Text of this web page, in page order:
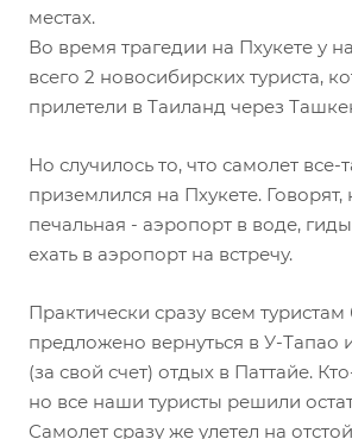
местах.
Во время трагедии на Пхукете у
всего 2 новосибирских туриста,
прилетели в Таиланд через
Но случилось то, что самолет все-
приземлился на Пхукете.
печальная - аэропорт в воде,
ехать в аэропорт на встречу.
Практически сразу всем
предложено вернуться в У-Тапао
(за свой счет) отдых в Паттайе.
но все наши туристы решили
Самолет сразу же улетел на